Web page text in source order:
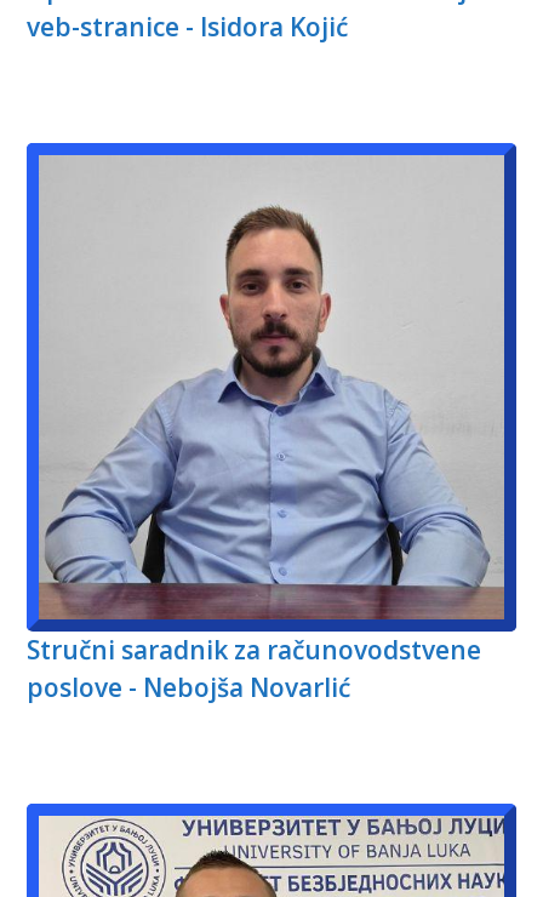
veb-stranice - Isidora Kojić
Stručni saradnik za računovodstvene
poslove - Nebojša Novarlić